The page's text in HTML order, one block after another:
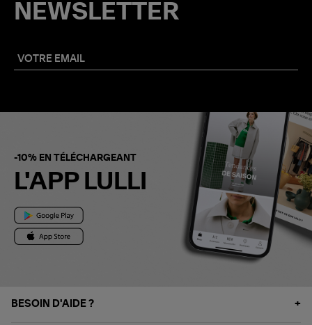
NEWSLETTER
-10% EN TÉLÉCHARGEANT
L'APP LULLI
BESOIN D'AIDE ?